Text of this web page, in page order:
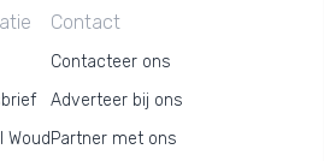
Woud
Contact
Contacteer ons
Adverteer bij ons
Partner met ons